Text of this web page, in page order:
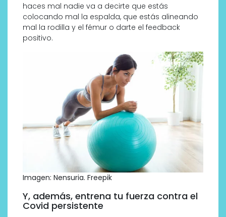
haces mal nadie va a decirte que estás
colocando mal la espalda, que estás alineando
mal la rodilla y el fémur o darte el feedback
positivo.
Imagen: Nensuria. Freepik
Y, además, entrena tu fuerza contra el
Covid persistente